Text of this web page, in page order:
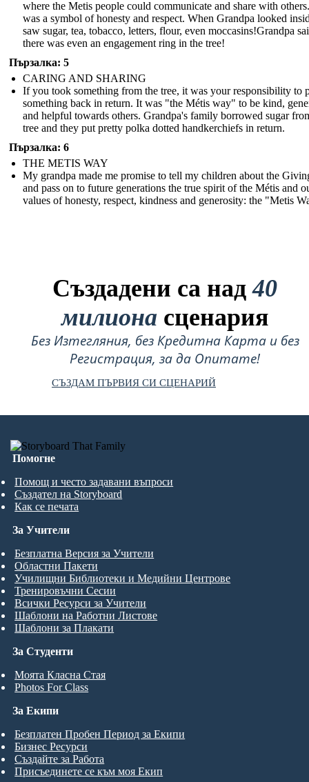
where the Metis people could communicate and share with
was a symbol of honesty and respect. When Grandpa looked
saw sugar, tea, tobacco, letters, flour, even moccasins!Grandpa
there was even an engagement ring in the tree!
Пързалка: 5
CARING AND SHARING
If you took something from the tree, it was your responsibility to
something back in return. It was "the Métis way" to be kind,
and helpful towards others. Grandpa's family borrowed sugar
tree and they put pretty polka dotted handkerchiefs in return.
Пързалка: 6
THE METIS WAY
My grandpa made me promise to tell my children about the
and pass on to future generations the true spirit of the Métis and
values of honesty, respect, kindness and generosity: the "Metis
Създадени са над40
милиона сценария
Без Изтегляния, без Кредитна Карта и без
Регистрация, за да Опитате!
СЪЗДАМ ПЪРВИЯ СИ СЦЕНАРИЙ
Помогне
Помощ и често задавани въпроси
Създател на Storyboard
Как се печата
За Студенти
Моята Класна Стая
Photos For Class
За Учители
Безплатна Версия за Учители
Областни Пакети
Училищни Библиотеки и Медийни Центрове
Тренировъчни Сесии
Всички Ресурси за Учители
Шаблони на Работни Листове
Шаблони за Плакати
За Екипи
Безплатен Пробен Период за Екипи
Бизнес Ресурси
Създайте за Работа
Присъединете се към моя Екип